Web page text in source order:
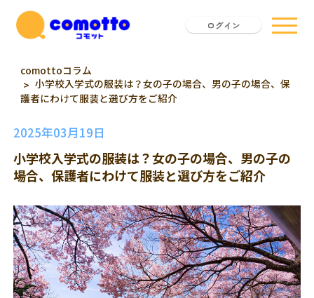
ログイン
comottoコラム
小学校入学式の服装は？女の子の場合、男の子の場合、保
護者にわけて服装と選び方をご紹介
2025年03月19日
小学校入学式の服装は？女の子の場合、男の子の
場合、保護者にわけて服装と選び方をご紹介